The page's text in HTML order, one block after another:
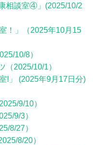
相談室④」(2025/10/2
！」（2025年10月15
10/8）
（2025/10/1）
!」 (2025年9月17日分)
9/10）
9/3）
8/27）
8/20）